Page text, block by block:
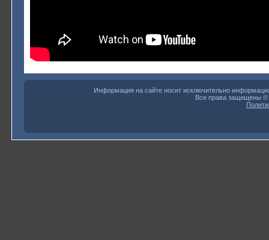
Информация на сайте носит исключительно
Все права защищены ©